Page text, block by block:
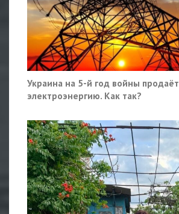
Украина на 5-й год войны продаёт
электроэнергию. Как так?